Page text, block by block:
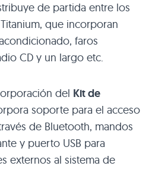
de partida entre los
que incorporan
faros
CD y un largo etc.
del Kit de
soporte para el acceso
de Bluetooth, mandos
y puerto USB para
externos al sistema de